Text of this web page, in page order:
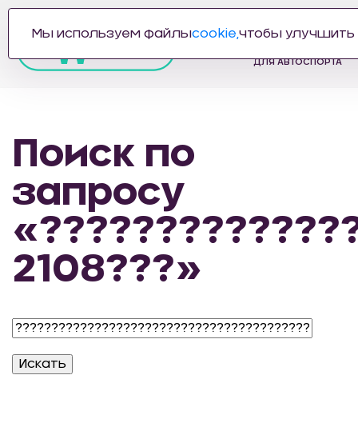
ПРОИЗВОДИТЕЛЬ
ДЛЯ АВТОСПОРТА
Поиск по
запросу
2108???»
Мы используем файлыcookie, чтобы улучшить